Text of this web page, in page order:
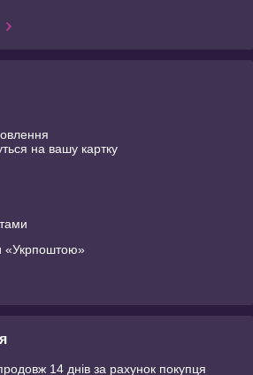
на вашу картку
«Укрпоштою»
14 днів за рахунок покупця